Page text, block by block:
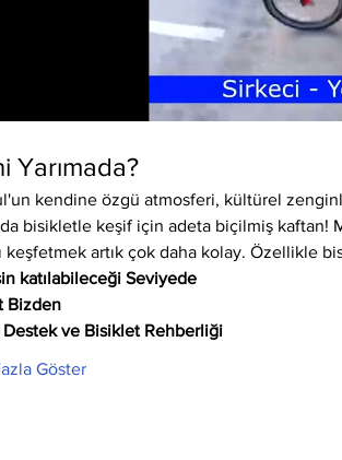
Yarımada?
kendine özgü atmosferi, kültürel
bisikletle keşif için adeta biçilmiş
keşfetmek artık çok daha kolay. Özellikle
katılabileceği Seviyede
Bizden
ve Bisiklet Rehberliği
Göster